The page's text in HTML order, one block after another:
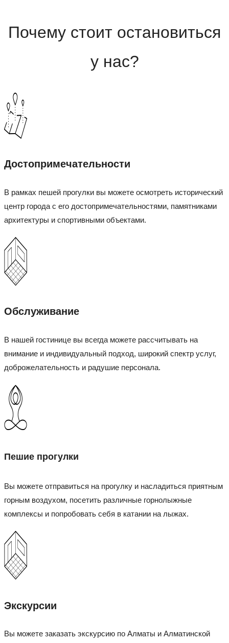
Почему стоит остановиться
у нас?
Достопримечательности
В рамках пешей прогулки вы можете осмотреть исторический
центр города с его достопримечательностями, памятниками
архитектуры и спортивными объектами.
Обслуживание
В нашей гостинице вы всегда можете рассчитывать на
внимание и индивидуальный подход, широкий спектр услуг,
доброжелательность и радушие персонала.
Пешие прогулки
Вы можете отправиться на прогулку и насладиться приятным
горным воздухом, посетить различные горнолыжные
комплексы и попробовать себя в катании на лыжах.
Экскурсии
Вы можете заказать экскурсию по Алматы и Алматинской